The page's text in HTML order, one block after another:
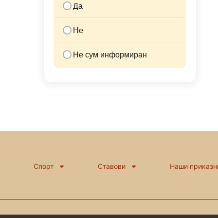
Да
Не
Не сум информиран
Спорт Ставови Наши